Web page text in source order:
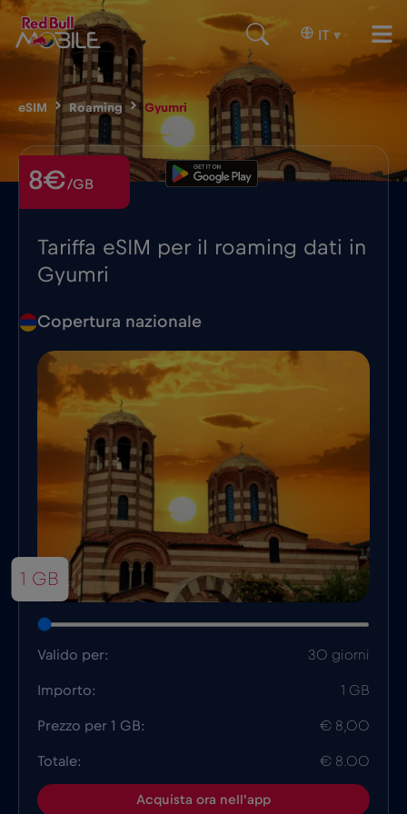
IT ▾
eSIM Roaming Gyumri
Tariffa eSIM per il roaming dati in
Gyumri
8€/GB
Copertura nazionale
1 GB
Valido per: 30 giorni
Importo: 1 GB
Prezzo per 1 GB: € 8,00
Totale: € 8.00
Acquista ora nell'app